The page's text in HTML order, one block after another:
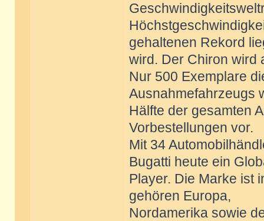
gehaltenen Rekord
wird. Der Chiron wird
Nur 500 Exemplare
Ausnahmefahrzeugs
Hälfte der gesamten
Vorbestellungen vor.
Mit 34
Bugatti heute ein
Player. Die Marke ist
gehören Europa,
Nordamerika sowie